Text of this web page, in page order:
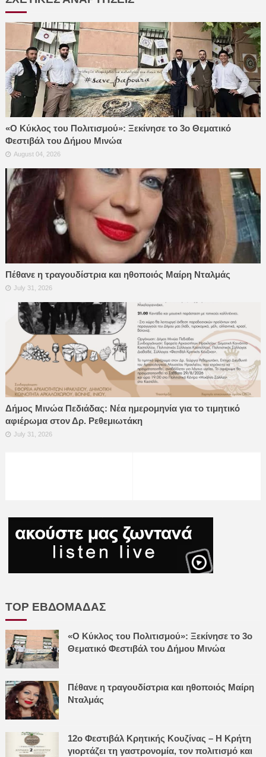
«Ο Κύκλος του Πολιτισμού»: Ξεκίνησε το 3ο Θεματικό
Φεστιβάλ του Δήμου Μινώα
August 04, 2026
Πέθανε η τραγουδίστρια και ηθοποιός Μαίρη Νταλμάς
July 31, 2026
Δήμος Μινώα Πεδιάδας: Νέα ημερομηνία για το τιμητικό
αφιέρωμα στον Δρ. Ρεθεμιωτάκη
July 31, 2026
TOP ΕΒΔΟΜΑΔΑΣ
«Ο Κύκλος του Πολιτισμού»: Ξεκίνησε το 3ο
Θεματικό Φεστιβάλ του Δήμου Μινώα
Πέθανε η τραγουδίστρια και ηθοποιός Μαίρη
Νταλμάς
12ο Φεστιβάλ Κρητικής Κουζίνας – Η Κρήτη
γιορτάζει τη γαστρονομία, τον πολιτισμό και